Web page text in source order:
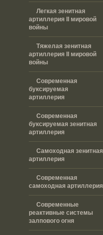
Легкая зенитная
артиллерия II мировой
войны
Тяжелая зенитная
артиллерия II мировой
войны
Современная
буксируемая
артиллерия
Современная
буксируемая зенитная
артиллерия
Самоходная зенитная
артиллерия
Современная
самоходная артиллерия
Современные
реактивные системы
залпового огня